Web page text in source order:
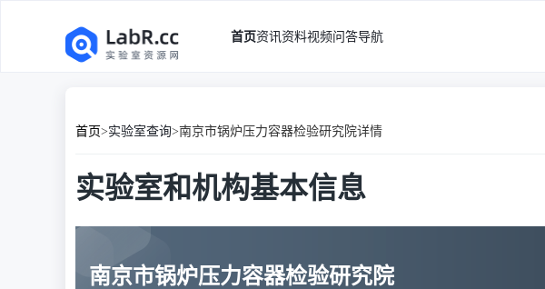
首页资讯资料视频问答导航
首页>实验室查询>南京市锅炉压力容器检验研究院详情
实验室和机构基本信息
南京市锅炉压力容器检验研究院